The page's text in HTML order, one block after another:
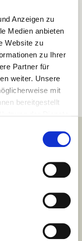
Anzeigen zu
Medien anbieten
Website zu
zu Ihrer
Partner für
weiter. Unsere
mit
bereitgestellt
bei Erhalt.
beim Zusteller
Kursen,